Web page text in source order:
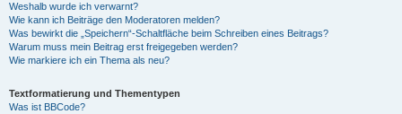
Weshalb wurde ich verwarnt?
Wie kann ich Beiträge den Moderatoren melden?
Was bewirkt die „Speichern“-Schaltfläche beim Schreiben eines Beitrags?
Warum muss mein Beitrag erst freigegeben werden?
Wie markiere ich ein Thema als neu?
Textformatierung und Thementypen
Was ist BBCode?